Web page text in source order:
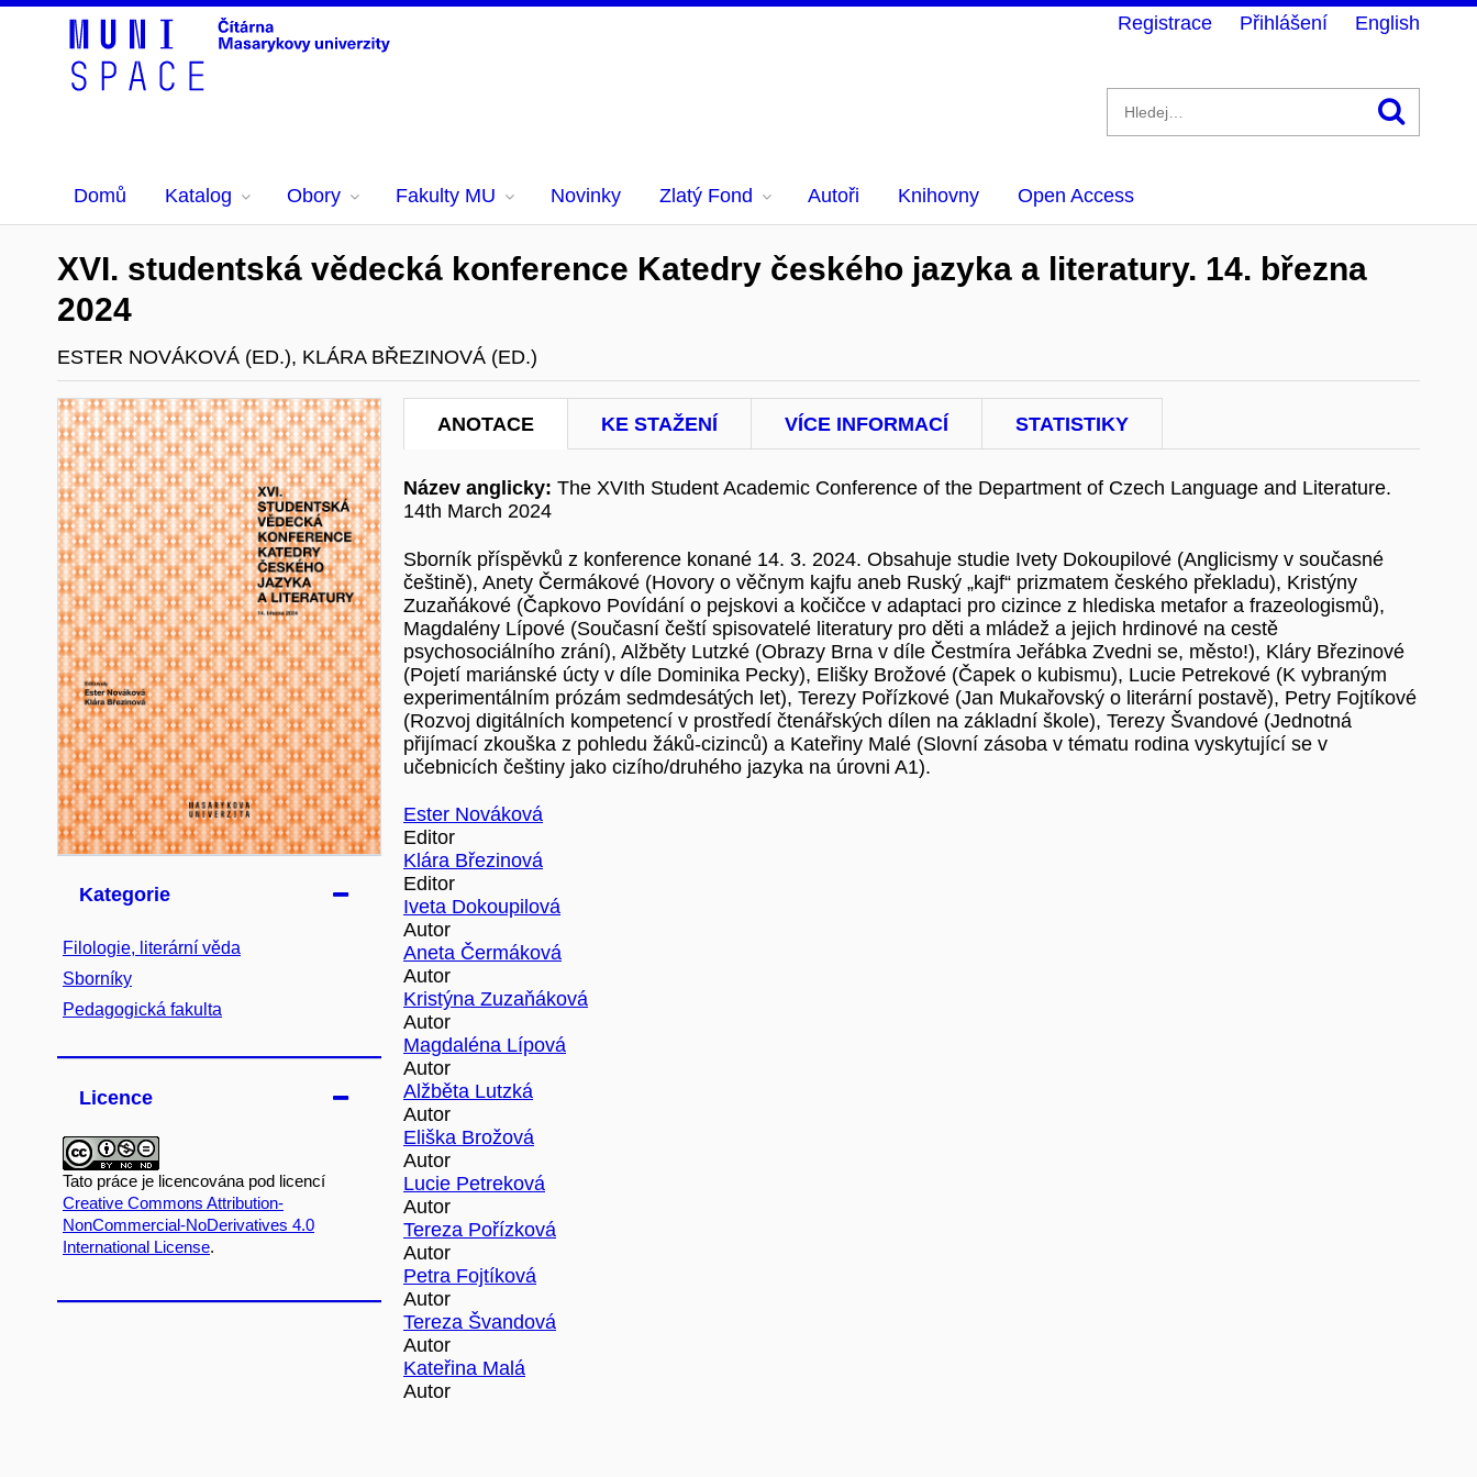
Domů Katalog Obory Fakulty MU Novinky Zlatý Fond Autoři Knihovny Open Access
Registrace Přihlášení English
XVI. studentská vědecká konference Katedry českého jazyka a literatury. 14. března
2024
ESTER NOVÁKOVÁ (ED.), KLÁRA BŘEZINOVÁ (ED.)
Kategorie
Filologie, literární věda
Sborníky
Pedagogická fakulta
Licence
Tato práce je licencována pod licencí
Creative Commons Attribution-
NonCommercial-NoDerivatives 4.0
International License.
ANOTACE KE STAŽENÍ VÍCE INFORMACÍ STATISTIKY
Název anglicky: The XVIth Student Academic Conference of the Department of Czech Language and Literature.
14th March 2024
Sborník příspěvků z konference konané 14. 3. 2024. Obsahuje studie Ivety Dokoupilové (Anglicismy v současné
češtině), Anety Čermákové (Hovory o věčnym kajfu aneb Ruský „kajf“ prizmatem českého překladu), Kristýny
Zuzaňákové (Čapkovo Povídání o pejskovi a kočičce v adaptaci pro cizince z hlediska metafor a frazeologismů),
Magdalény Lípové (Současní čeští spisovatelé literatury pro děti a mládež a jejich hrdinové na cestě
psychosociálního zrání), Alžběty Lutzké (Obrazy Brna v díle Čestmíra Jeřábka Zvedni se, město!), Kláry Březinové
(Pojetí mariánské úcty v díle Dominika Pecky), Elišky Brožové (Čapek o kubismu), Lucie Petrekové (K vybraným
experimentálním prózám sedmdesátých let), Terezy Pořízkové (Jan Mukařovský o literární postavě), Petry Fojtíkové
(Rozvoj digitálních kompetencí v prostředí čtenářských dílen na základní škole), Terezy Švandové (Jednotná
přijímací zkouška z pohledu žáků-cizinců) a Kateřiny Malé (Slovní zásoba v tématu rodina vyskytující se v
učebnicích češtiny jako cizího/druhého jazyka na úrovni A1).
Ester Nováková
Editor
Klára Březinová
Editor
Iveta Dokoupilová
Autor
Aneta Čermáková
Autor
Kristýna Zuzaňáková
Autor
Magdaléna Lípová
Autor
Alžběta Lutzká
Autor
Eliška Brožová
Autor
Lucie Petreková
Autor
Tereza Pořízková
Autor
Petra Fojtíková
Autor
Tereza Švandová
Autor
Kateřina Malá
Autor